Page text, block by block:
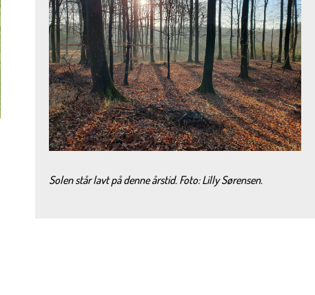
Solen står lavt på denne årstid. Foto: Lilly Sørensen.